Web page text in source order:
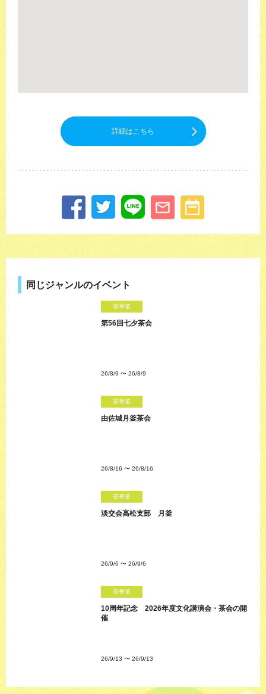
詳細はこちら
同じジャンルのイベント
茶華道
第56回七夕茶会
26/8/9 〜 26/8/9
茶華道
由佐城月釜茶会
26/8/16 〜 26/8/16
茶華道
淡交会高松支部 月釜
26/9/6 〜 26/9/6
茶華道
10周年記念 2026年度文化講演会・茶会の開
催
26/9/13 〜 26/9/13